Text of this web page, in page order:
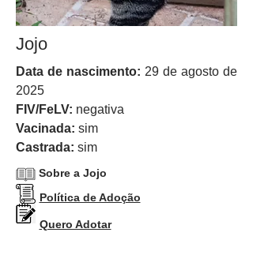
Jojo
Data de nascimento: 29 de agosto de
2025
FIV/FeLV: negativa
Vacinada: sim
Castrada: sim
Sobre a Jojo
Política de Adoção
Quero Adotar